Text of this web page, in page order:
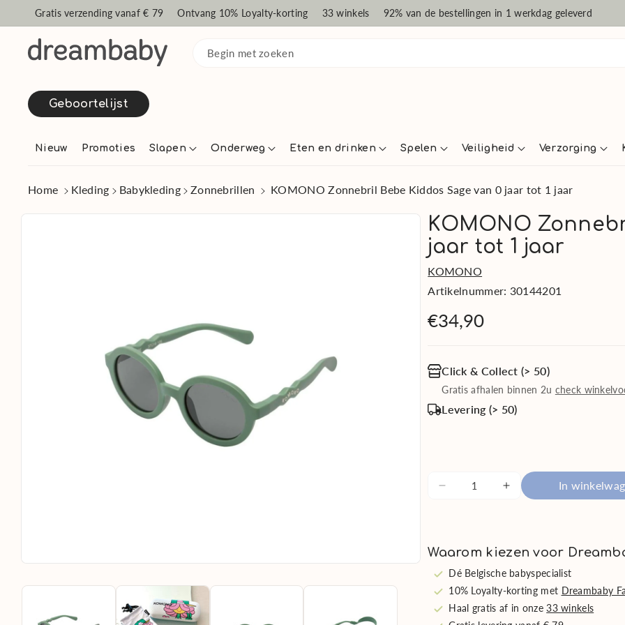
ar de cont
Gratis verzending vanaf € 79 Ontvang 10% Loyalty-korting 33 winkels 92% van de bestellingen in 1 werkdag geleverd
Begin met zoeken
Geboortelijst
Nieuw Promoties Slapen Onderweg Eten en drinken Spelen Veiligheid Verzorging
Home Kleding Babykleding Zonnebrillen KOMONO Zonnebril Bebe Kiddos Sage van 0 jaar tot 1 jaar
KOMONO
jaar tot 1 jaar
KOMONO
Artikelnummer: 30144201
€34,90
Click & Collect (> 50)
Gratis afhalen binnen 2u check
Levering (> 50)
Aantal
Zonnebril
Bebe
Kiddos
Sage
van
Aantal
Zonnebril
Bebe
Kiddos
Sage
van
In
Waarom kiezen voor
Dé Belgische babyspecialist
10% Loyalty-korting met Dreambaby
Haal gratis af in onze33 winkels